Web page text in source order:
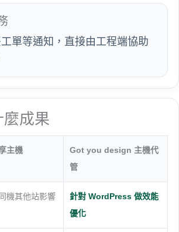
單等通知，直接由工程端協助
成果
主機
Got you design 主機代
管
機其他站影響
針對 WordPress 做效能
優化